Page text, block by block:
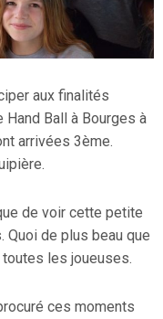
aux finalités
Ball à Bourges à
arrivées 3ème.
de voir cette petite
de plus beau que
les joueuses.
ces moments